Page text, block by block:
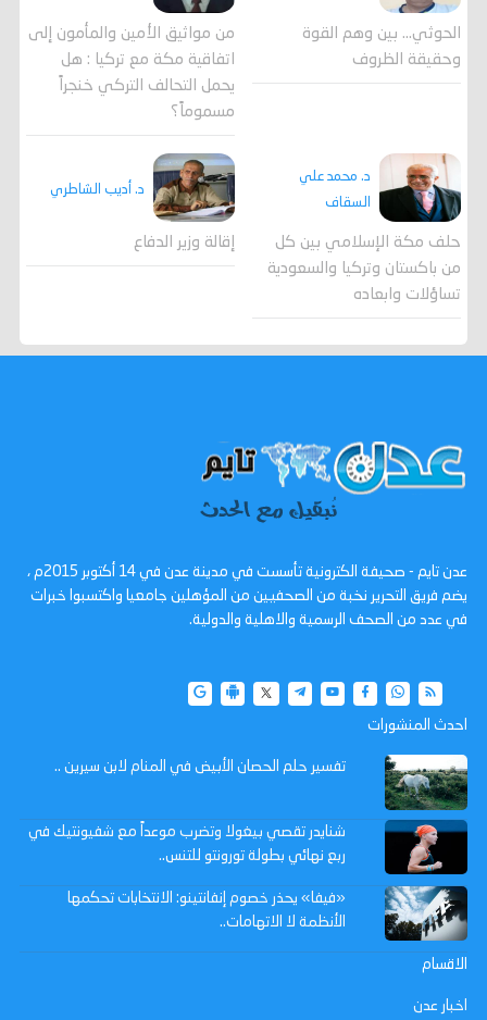
الحوثي... بين وهم القوة
وحقيقة الظروف
من مواثيق الأمين والمأمون إلى
اتفاقية مكة مع تركيا : هل
يحمل التحالف التركي خنجراً
مسموماً؟
د. محمد علي
السقاف
حلف مكة الإسلامي بين كل
من باكستان وتركيا والسعودية
تساؤلات وابعاده
د. أديب الشاطري
إقالة وزير الدفاع
عدن تايم - صحيفة الكترونية تأسست في مدينة عدن في 14 أكتوبر 2015م ،
يضم فريق التحرير نخبة من الصحفيين من المؤهلين جامعيا واكتسبوا خبرات
في عدد من الصحف الرسمية والاهلية والدولية.
احدث المنشورات
تفسير حلم الحصان الأبيض في المنام لابن سيرين ..
شنايدر تقصي بيغولا وتضرب موعداً مع شفيونتيك في
ربع نهائي بطولة تورونتو للتنس..
«فيفا» يحذر خصوم إنفانتينو: الانتخابات تحكمها
الأنظمة لا الاتهامات..
الاقسام
اخبار عدن